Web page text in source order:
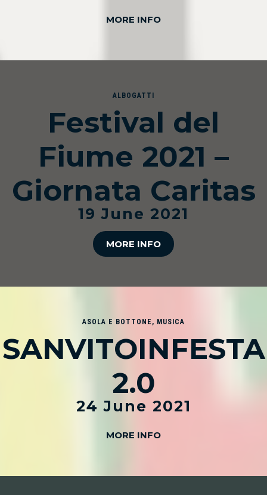
MORE INFO
ALBOGATTI
Festival del
Fiume 2021 –
Giornata Caritas
19 June 2021
MORE INFO
ASOLA E BOTTONE , MUSICA
SANVITOINFESTA
2.0
24 June 2021
MORE INFO